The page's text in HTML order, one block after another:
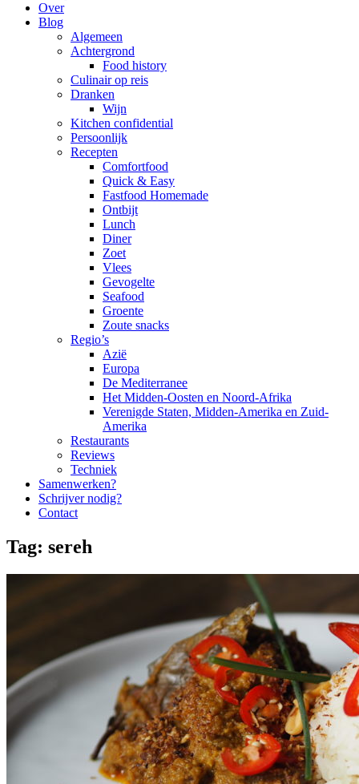
Over
Blog
Algemeen
Achtergrond
Food history
Culinair op reis
Dranken
Wijn
Kitchen confidential
Persoonlijk
Recepten
Comfortfood
Quick & Easy
Fastfood Homemade
Ontbijt
Lunch
Diner
Zoet
Vlees
Gevogelte
Seafood
Groente
Zoute snacks
Regio’s
Azië
Europa
De Mediterranee
Het Midden-Oosten en Noord-Afrika
Verenigde Staten, Midden-Amerika en Zuid-
Amerika
Restaurants
Reviews
Techniek
Samenwerken?
Schrijver nodig?
Contact
Tag: sereh